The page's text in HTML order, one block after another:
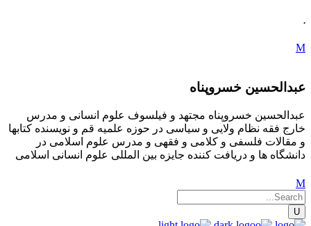
.
عبدالحسین خسروپناه
عبدالحسین خسروپناه مجتهد و فیلسوف علوم انسانی و مدرس
خارج فقه نظام ولایی و سیاسی در حوزه علمیه قم و نویسنده کتابها
و مقالات فلسفی و کلامی و فقهی و مدرس علوم اسلامی در
دانشگاه ها و دریافت کننده جایزه بین المللی علوم انسانی اسلامی